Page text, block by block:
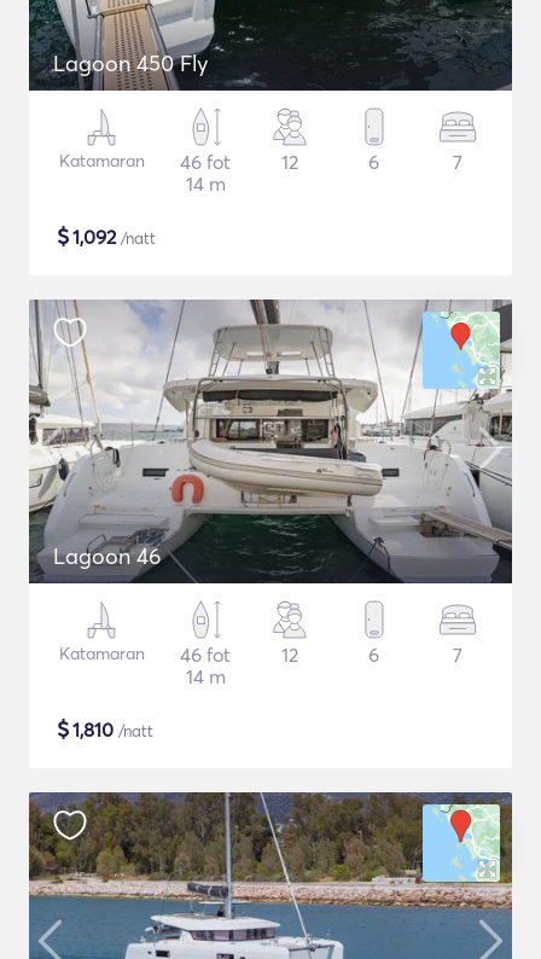
Lagoon 450 Fly
Katamaran
46 fot
14 m
12 6 7
$1,092/natt
Lagoon 46
Katamaran
46 fot
14 m
12 6 7
$1,810 /natt